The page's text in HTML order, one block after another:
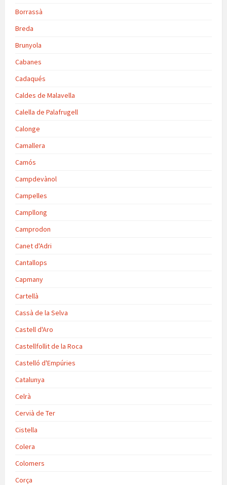
Borrassà
Breda
Brunyola
Cabanes
Cadaqués
Caldes de Malavella
Calella de Palafrugell
Calonge
Camallera
Camós
Campdevànol
Campelles
Campllong
Camprodon
Canet d'Adri
Cantallops
Capmany
Cartellà
Cassà de la Selva
Castell d'Aro
Castellfollit de la Roca
Castelló d'Empúries
Catalunya
Celrà
Cervià de Ter
Cistella
Colera
Colomers
Corça